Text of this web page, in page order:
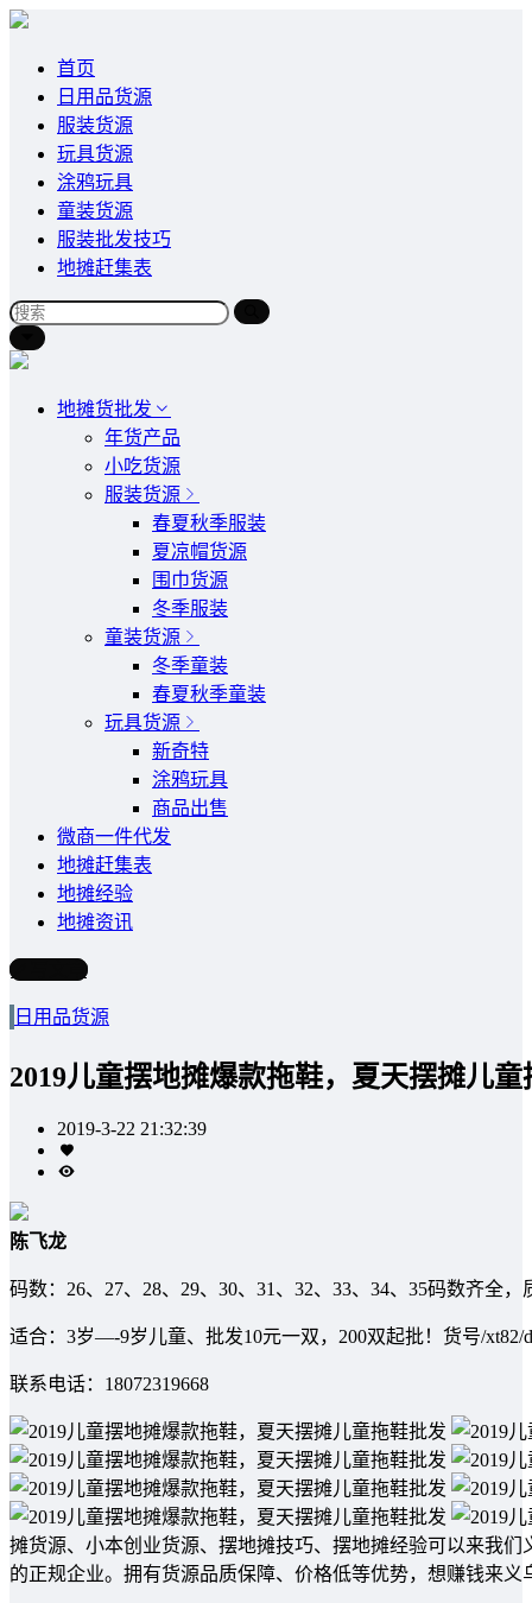
首页
日用品货源
服装货源
玩具货源
涂鸦玩具
童装货源
服装批发技巧
地摊赶集表
地摊货批发
年货产品
小吃货源
服装货源
春夏秋季服装
夏凉帽货源
围巾货源
冬季服装
童装货源
冬季童装
春夏秋季童装
玩具货源
新奇特
涂鸦玩具
商品出售
微商一件代发
地摊赶集表
地摊经验
地摊资讯
写文章
日用品货源
2019儿童摆地摊爆款拖鞋，夏天摆摊儿童
2019-3-22 21:32:39
陈飞龙
码数：26、27、28、29、30、31、32、33、34、35码数齐全
适合：3岁—-9岁儿童、批发10元一双，200双起批！货号/xt82/
联系电话：18072319668
摊货源、小本创业货源、摆地摊技巧、摆地摊经验可以来我
的正规企业。拥有货源品质保障、价格低等优势，想赚钱来义